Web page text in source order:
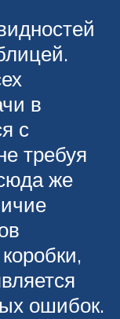
в
с
требуя
же
ошибок.